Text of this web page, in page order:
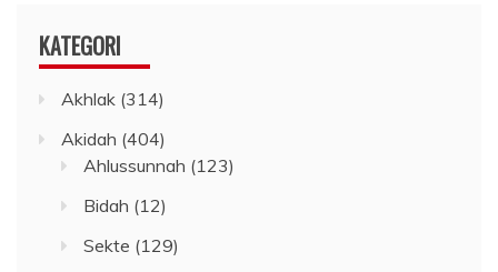
KATEGORI
Akhlak (314)
Akidah (404)
Ahlussunnah (123)
Bidah (12)
Sekte (129)